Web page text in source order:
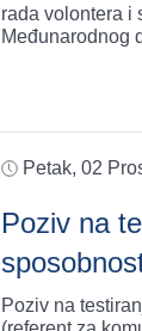
rada volontera i
Međunarodnog
Petak, 02
Poziv na
Poziv na